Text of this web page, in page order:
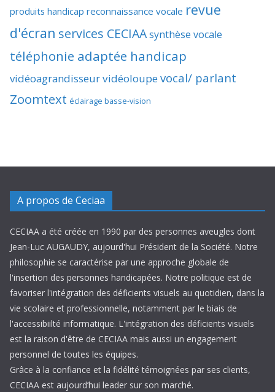
produits handicap reconnaissance vocale revue
d'écran services CECIAAsynthèse vocale
téléphonie adaptée handicap
vidéoagrandisseurvidéoloupevocal/ parlant
Zoomtext éclairage basse-vision
A propos de Ceciaa
CECIAA a été créée en 1990 par des personnes aveugles dont
Jean-Luc AUGAUDY, aujourd'hui Président de la Société. Notre
philosophie se caractérise par une approche globale de
l'insertion des personnes handicapées. Notre politique est de
favoriser l'intégration des déficients visuels au quotidien, dans la
vie scolaire et professionnelle, notamment par le biais de
l'accessibiilté informatique. L'intégration des déficients visuels
est la raison d'être de CECIAA mais aussi un engagement
personnel de toutes les équipes.
Grâce à la confiance et la fidélité témoignées par ses clients,
CECIAA est aujourd’hui leader sur son marché.